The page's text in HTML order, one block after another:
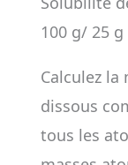
100 g/ 25 g
Calculez
dissous
tous les